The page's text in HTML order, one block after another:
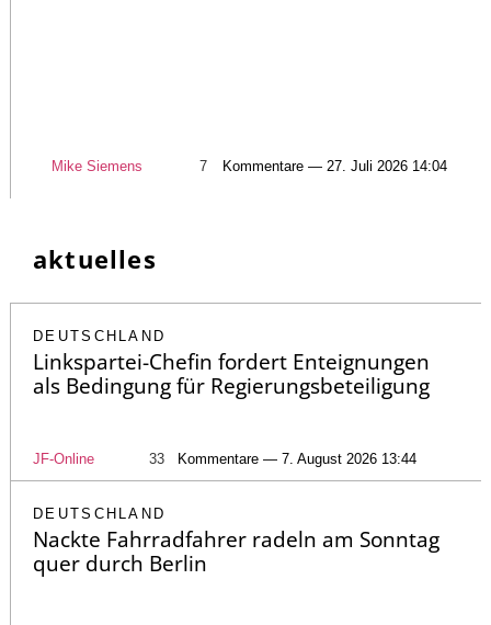
Mike Siemens 7 Kommentare — 27. Juli 2026 14:04
aktuelles
DEUTSCHLAND
Linkspartei-Chefin fordert Enteignungen
als Bedingung für Regierungsbeteiligung
JF-Online 33 Kommentare — 7. August 2026 13:44
DEUTSCHLAND
Nackte Fahrradfahrer radeln am Sonntag
quer durch Berlin